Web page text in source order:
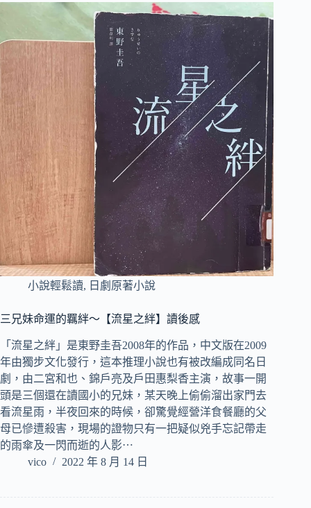
小說輕鬆讀, 日劇原著小說
三兄妹命運的羈絆～【流星之絆】讀後感
「流星之絆」是東野圭吾2008年的作品，中文版在2009
年由獨步文化發行，這本推理小說也有被改編成同名日
劇，由二宮和也、錦戶亮及戶田惠梨香主演，故事一開
頭是三個還在讀國小的兄妹，某天晚上偷偷溜出家門去
看流星雨，半夜回來的時候，卻驚覺經營洋食餐廳的父
母已慘遭殺害，現場的證物只有一把疑似兇手忘記帶走
的雨傘及一閃而逝的人影⋯
vico
2022 年 8 月 14 日